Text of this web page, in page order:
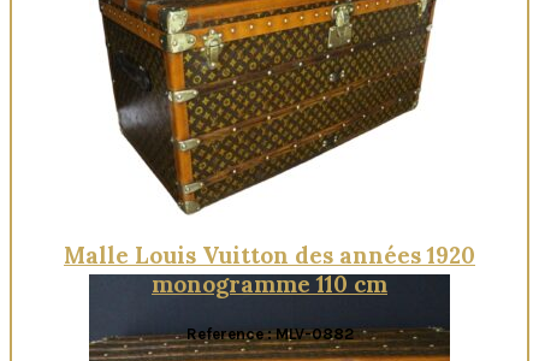
Quick View
Malle Louis Vuitton des années 1920
monogramme 110 cm
Reference : MLV-0882